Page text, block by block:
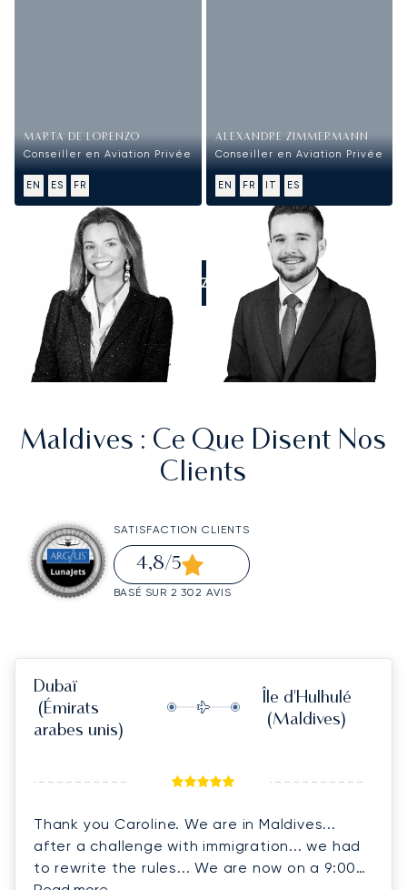
MARTA DE LORENZO
Conseiller en Aviation Privée
EN ES FR
ALEXANDRE ZIMMERMANN
Conseiller en Aviation Privée
EN FR IT ES
APPELEZ-NOUS
Maldives : Ce Que Disent Nos
Clients
SATISFACTION CLIENTS
4,8/5
BASÉ SUR 2 302 AVIS
Dubaï
(Émirats
arabes unis)
Île d'Hulhulé
(Maldives)
Thank you Caroline. We are in Maldives...
after a challenge with immigration... we had
to rewrite the rules... We are now on a 9:00